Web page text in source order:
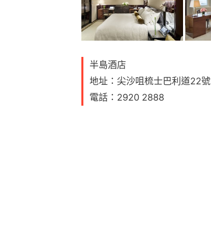
半島酒店
地址：尖沙咀梳士巴利道22號
電話：2920 2888